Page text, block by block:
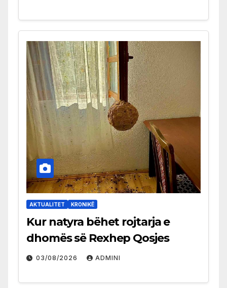
AKTUALITET KRONIKË
Kur natyra bëhet rojtarja e
dhomës së Rexhep Qosjes
03/08/2026 ADMINI